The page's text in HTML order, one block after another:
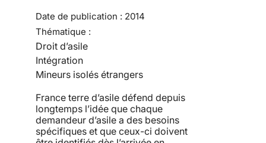
Date de publication : 2014
Thématique :
Droit d’asile
Intégration
Mineurs isolés étrangers
France terre d’asile défend depuis
longtemps l’idée que chaque
demandeur d’asile a des besoins
spécifiques et que ceux-ci doivent